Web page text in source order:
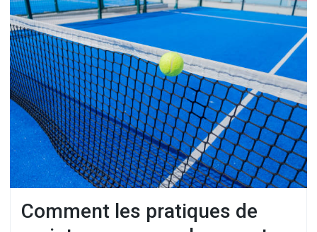
Comment les pratiques de